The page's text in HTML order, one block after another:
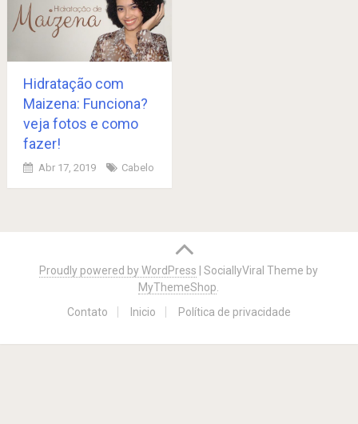
Hidratação com
Maizena: Funciona?
veja fotos e como
fazer!
Abr 17, 2019 Cabelo
navigation
Proudly powered by WordPress |SociallyViral Theme by
MyThemeShop
Contato
Inicio Política de privacidade